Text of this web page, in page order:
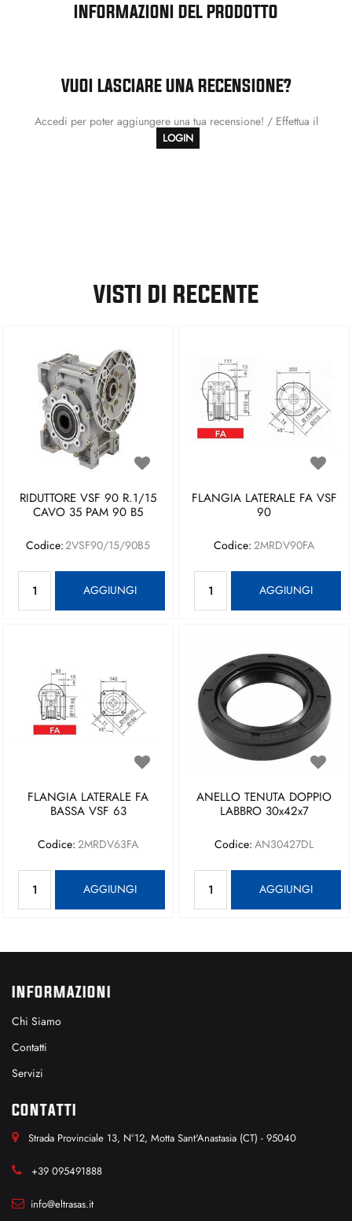
INFORMAZIONI DEL PRODOTTO
VUOI LASCIARE UNA RECENSIONE?
Accedi per poter aggiungere una tua recensione! / Effettua il
LOGIN
VISTI DI RECENTE
RIDUTTORE VSF 90 R.1/15
CAVO 35 PAM 90 B5
Codice:2VSF90/15/90B5
AGGIUNGI
FLANGIA LATERALE FA VSF
90
Codice: 2MRDV90FA
AGGIUNGI
FLANGIA LATERALE FA
BASSA VSF 63
Codice: 2MRDV63FA
AGGIUNGI
ANELLO TENUTA DOPPIO
LABBRO 30x42x7
Codice: AN30427DL
AGGIUNGI
INFORMAZIONI
Chi Siamo
Contatti
Servizi
CONTATTI
Strada Provinciale 13, N°12, Motta Sant'Anastasia (CT) - 95040
+39 095491888
info@eltrasas.it